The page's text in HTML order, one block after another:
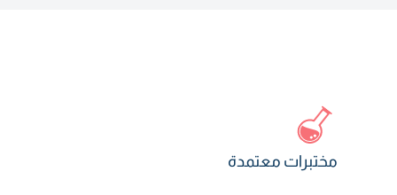
مختبرات معتمدة